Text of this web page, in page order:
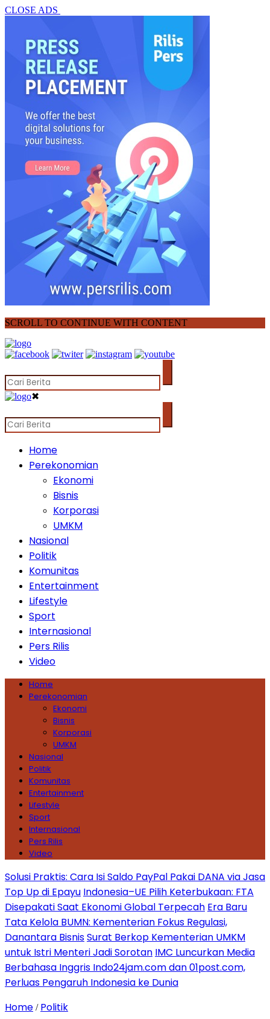
CLOSE ADS
SCROLL TO CONTINUE WITH CONTENT
✖
Home
Perekonomian
Ekonomi
Bisnis
Korporasi
UMKM
Nasional
Politik
Komunitas
Entertainment
Lifestyle
Sport
Internasional
Pers Rilis
Video
Home
Perekonomian
Ekonomi
Bisnis
Korporasi
UMKM
Nasional
Politik
Komunitas
Entertainment
Lifestyle
Sport
Internasional
Pers Rilis
Video
Solusi Praktis: Cara Isi Saldo PayPal Pakai DANA via Jasa
Top Up di Epayu Indonesia–UE Pilih Keterbukaan: FTA
Disepakati Saat Ekonomi Global Terpecah Era Baru
Tata Kelola BUMN: Kementerian Fokus Regulasi,
Danantara BisnisSurat Berkop Kementerian UMKM
untuk Istri Menteri Jadi Sorotan IMC Luncurkan Media
Berbahasa Inggris Indo24jam.com dan 01post.com,
Perluas Pengaruh Indonesia ke Dunia
Home / Politik